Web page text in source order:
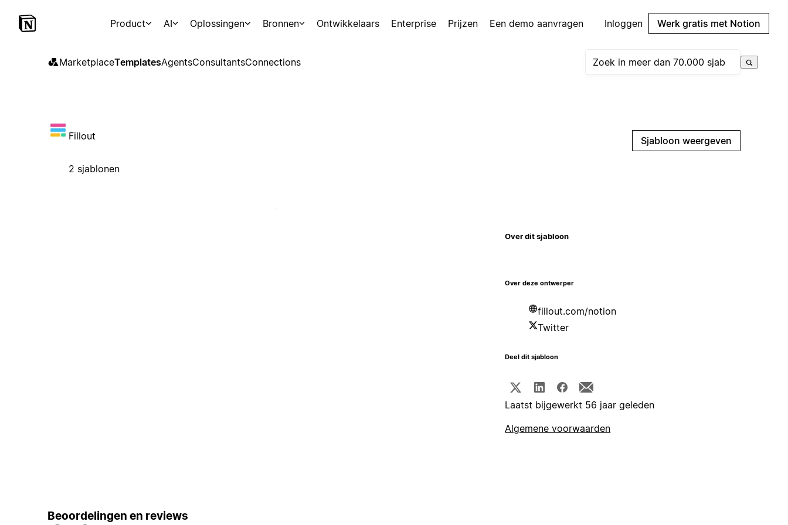
Product AI Oplossingen Bronnen Ontwikkelaars Enterprise Prijzen Een demo aanvragen Inloggen Werk gratis met Notion
MarketplaceTemplatesAgentsConsultantsConnections
Fillout
2 sjablonen
Sjabloon weergeven
Over dit sjabloon
Over deze ontwerper
fillout.com/notion
Twitter
Deel dit sjabloon
Laatst bijgewerkt 56 jaar geleden
Algemene voorwaarden
Beoordelingen en reviews